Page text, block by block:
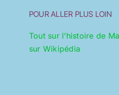
POUR ALLER PLUS LOIN
Tout sur l’histoire de
sur Wikipédia